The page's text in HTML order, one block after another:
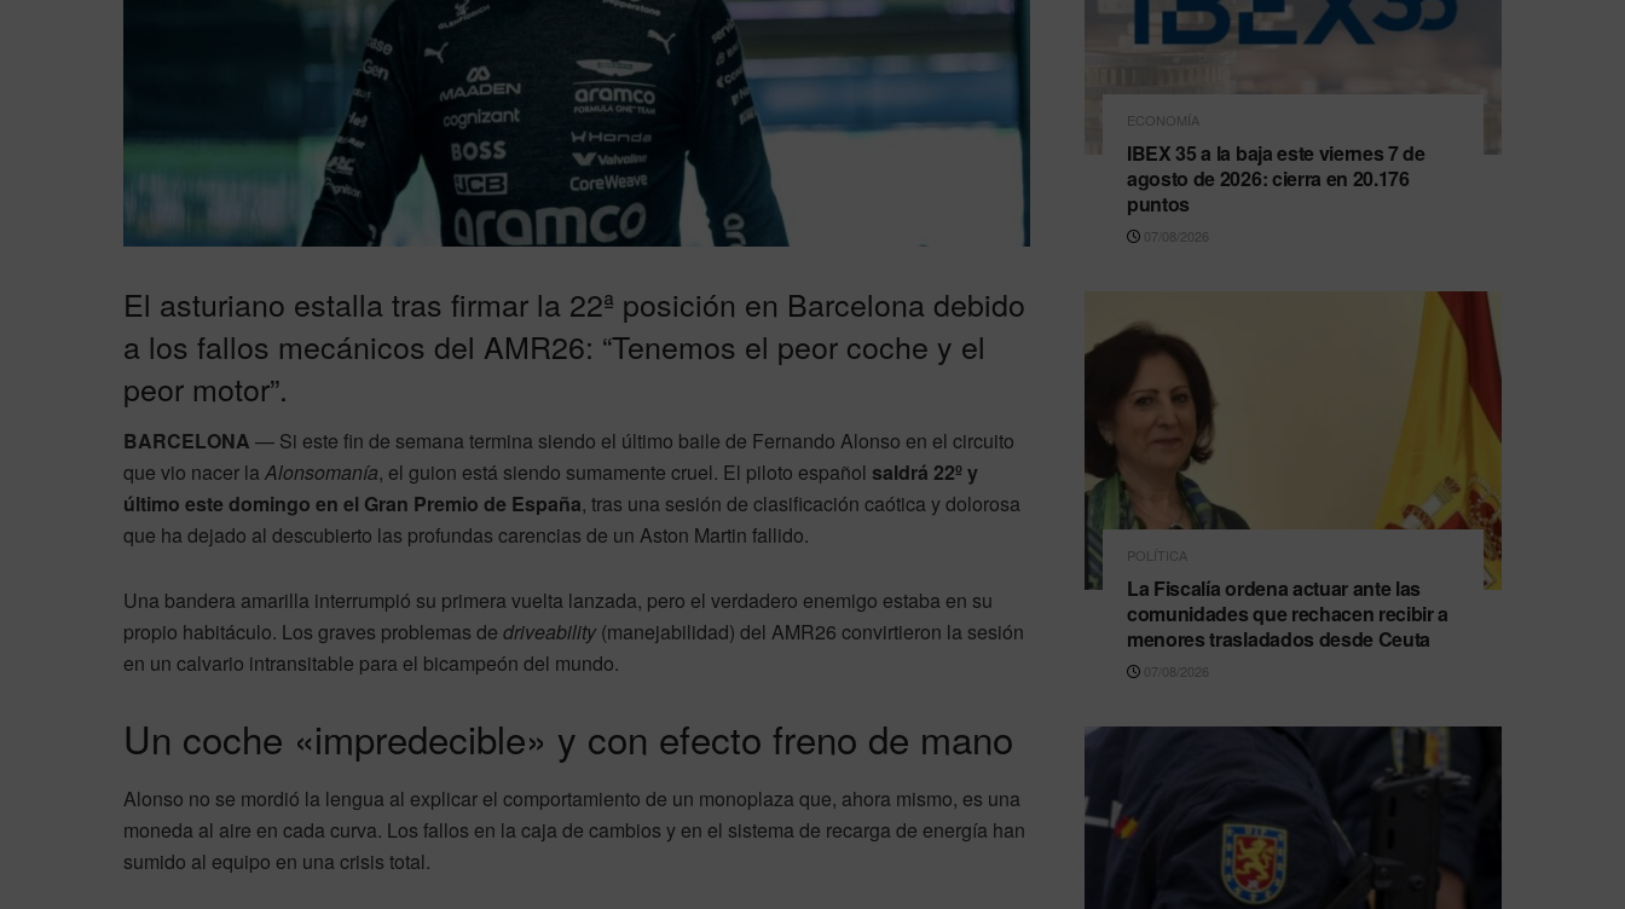
El asturiano estalla tras firmar la 22ª posición en Barcelona debido
a los fallos mecánicos del AMR26: “Tenemos el peor coche y el
peor motor”.
BARCELONA — Si este fin de semana termina siendo el último baile de Fernando Alonso en el circuito
que vio nacer laAlonsomanía, el guion está siendo sumamente cruel. El piloto español saldrá 22º y
último este domingo en el Gran Premio de España, tras una sesión de clasificación caótica y dolorosa
que ha dejado al descubierto las profundas carencias de un Aston Martin fallido.
Una bandera amarilla interrumpió su primera vuelta lanzada, pero el verdadero enemigo estaba en su
propio habitáculo. Los graves problemas de driveability (manejabilidad) del AMR26 convirtieron la sesión
en un calvario intransitable para el bicampeón del mundo.
Un coche «impredecible» y con efecto freno de mano
Alonso no se mordió la lengua al explicar el comportamiento de un monoplaza que, ahora mismo, es una
moneda al aire en cada curva. Los fallos en la caja de cambios y en el sistema de recarga de energía han
sumido al equipo en una crisis total.
ECONOMÍA
IBEX 35 a la baja este viernes 7 de
agosto de 2026: cierra en 20.176
puntos
07/08/2026
POLÍTICA
La Fiscalía ordena actuar ante las
comunidades que rechacen recibir a
menores trasladados desde Ceuta
07/08/2026